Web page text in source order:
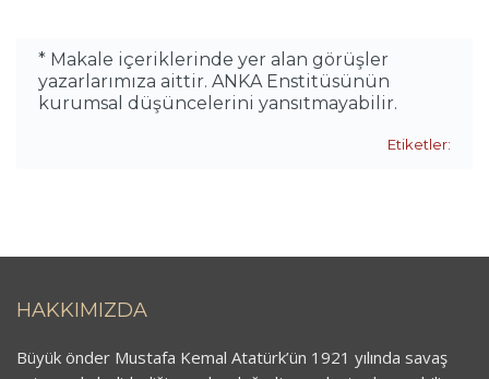
* Makale içeriklerinde yer alan görüşler
yazarlarımıza aittir. ANKA Enstitüsünün
kurumsal düşüncelerini yansıtmayabilir.
Etiketler:
HAKKIMIZDA
Büyük önder Mustafa Kemal Atatürk’ün 1921 yılında savaş